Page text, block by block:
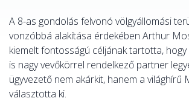
A 8-as gondolás felvonó völgyállomási
vonzóbbá alakítása érdekében Arthur
kiemelt fontosságú céljának tartotta,
is nagy vevőkörrel rendelkező partner
ügyvezető nem akárkit, hanem a világhírű
választotta ki.